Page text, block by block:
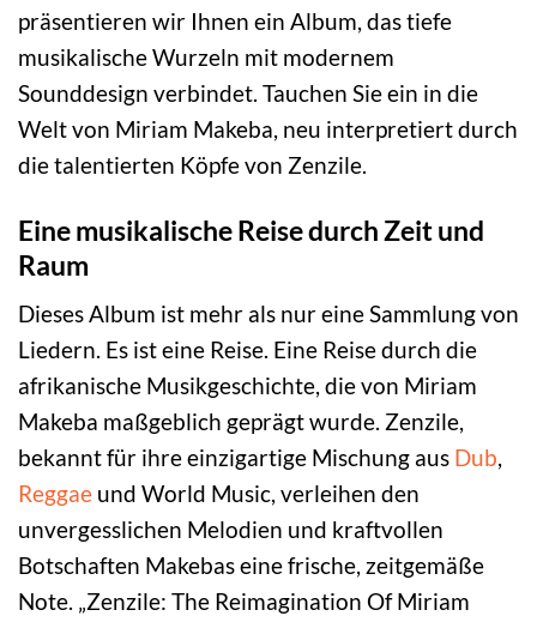
präsentieren wir Ihnen ein Album, das tiefe
musikalische Wurzeln mit modernem
Sounddesign verbindet. Tauchen Sie ein in die
Welt von Miriam Makeba, neu interpretiert durch
die talentierten Köpfe von Zenzile.
Eine musikalische Reise durch Zeit und
Raum
Dieses Album ist mehr als nur eine Sammlung von
Liedern. Es ist eine Reise. Eine Reise durch die
afrikanische Musikgeschichte, die von Miriam
Makeba maßgeblich geprägt wurde. Zenzile,
bekannt für ihre einzigartige Mischung aus Dub,
Reggae und World Music, verleihen den
unvergesslichen Melodien und kraftvollen
Botschaften Makebas eine frische, zeitgemäße
Note. „Zenzile: The Reimagination Of Miriam